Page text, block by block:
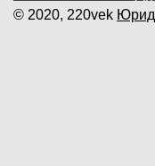
© 2020, 220vek